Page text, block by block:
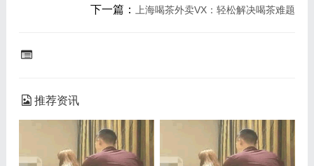
下一篇： 上海喝茶外卖VX：轻松解决喝茶难题
推荐资讯